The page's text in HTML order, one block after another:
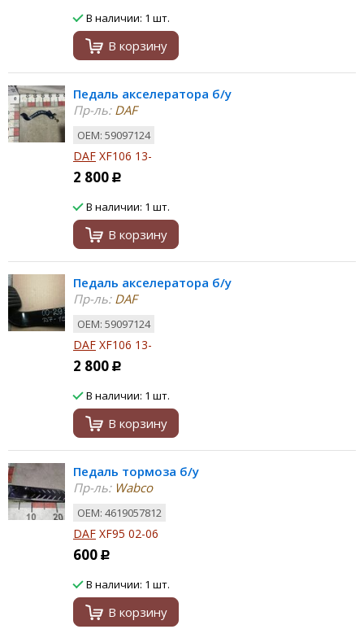
В наличии: 1 шт.
В корзину
Педаль акселератора б/у
Пр-ль:DAF
ОЕМ: 59097124
DAF XF106 13-
2 800 Р
В наличии: 1 шт.
В корзину
Педаль акселератора б/у
Пр-ль:DAF
ОЕМ: 59097124
DAF XF106 13-
2 800 Р
В наличии: 1 шт.
В корзину
Педаль тормоза б/у
Пр-ль:Wabco
ОЕМ: 4619057812
DAF XF95 02-06
600 Р
В наличии: 1 шт.
В корзину